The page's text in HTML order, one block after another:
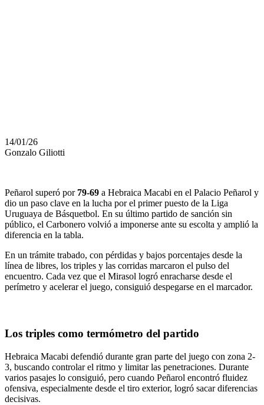
14/01/26
Gonzalo Giliotti
Peñarol superó por 79-69 a Hebraica Macabi en el Palacio Peñarol y
dio un paso clave en la lucha por el primer puesto de la Liga
Uruguaya de Básquetbol. En su último partido de sanción sin
público, el Carbonero volvió a imponerse ante su escolta y amplió la
diferencia en la tabla.
En un trámite trabado, con pérdidas y bajos porcentajes desde la
línea de libres, los triples y las corridas marcaron el pulso del
encuentro. Cada vez que el Mirasol logró enracharse desde el
perímetro y acelerar el juego, consiguió despegarse en el marcador.
Los triples como termómetro del partido
Hebraica Macabi defendió durante gran parte del juego con zona 2-
3, buscando controlar el ritmo y limitar las penetraciones. Durante
varios pasajes lo consiguió, pero cuando Peñarol encontró fluidez
ofensiva, especialmente desde el tiro exterior, logró sacar diferencias
decisivas.